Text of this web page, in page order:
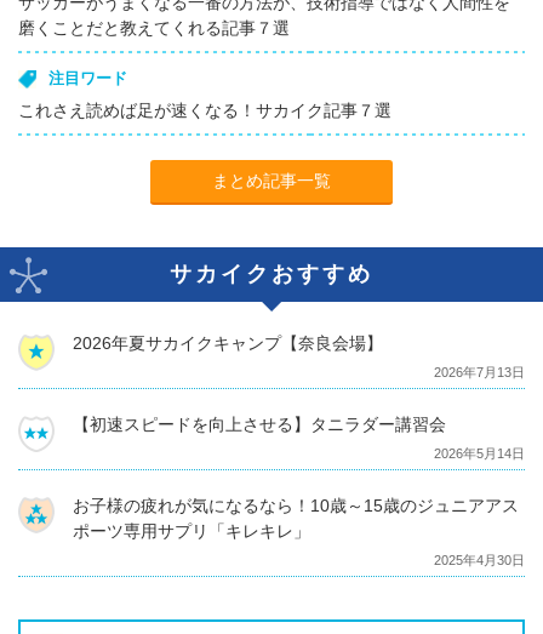
磨くことだと教えてくれる記事７選
注目ワード
これさえ読めば足が速くなる！サカイク記事７選
まとめ記事一覧
サカイクおすすめ
2026年夏サカイクキャンプ【奈良会場】
2026年7月13日
【初速スピードを向上させる】タニラダー講習会
2026年5月14日
お子様の疲れが気になるなら！10歳～15歳のジュニアアス
ポーツ専用サプリ「キレキレ」
2025年4月30日